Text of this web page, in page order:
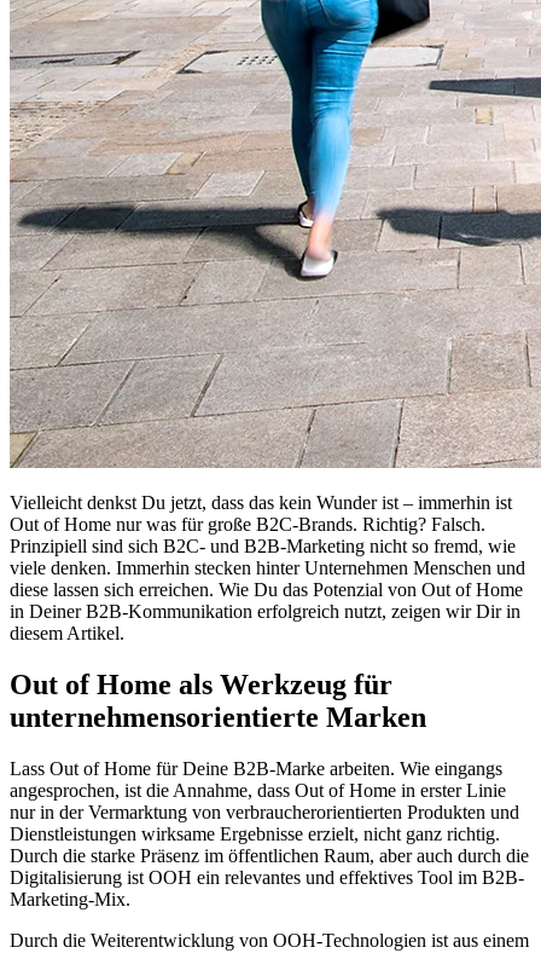
Vielleicht denkst Du jetzt, dass das kein Wunder ist – immerhin ist
Out of Home nur was für große B2C-Brands. Richtig? Falsch.
Prinzipiell sind sich B2C- und B2B-Marketing nicht so fremd, wie
viele denken. Immerhin stecken hinter Unternehmen Menschen und
diese lassen sich erreichen. Wie Du das Potenzial von Out of Home
in Deiner B2B-Kommunikation erfolgreich nutzt, zeigen wir Dir in
diesem Artikel.
Out of Home als Werkzeug für
unternehmensorientierte Marken
Lass Out of Home für Deine B2B-Marke arbeiten. Wie eingangs
angesprochen, ist die Annahme, dass Out of Home in erster Linie
nur in der Vermarktung von verbraucherorientierten Produkten und
Dienstleistungen wirksame Ergebnisse erzielt, nicht ganz richtig.
Durch die starke Präsenz im öffentlichen Raum, aber auch durch die
Digitalisierung ist OOH ein relevantes und effektives Tool im B2B-
Marketing-Mix.
Durch die Weiterentwicklung von OOH-Technologien ist aus einem